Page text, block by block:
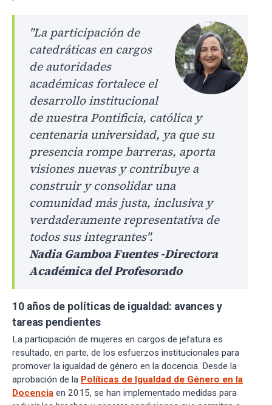
"La participación de
catedráticas en cargos
de autoridades
académicas fortalece el
desarrollo institucional
de nuestra Pontificia, católica y
centenaria universidad, ya que su
presencia rompe barreras, aporta
visiones nuevas y contribuye a
construir y consolidar una
comunidad más justa, inclusiva y
verdaderamente representativa de
todos sus integrantes".
Nadia Gamboa Fuentes -Directora
Académica del Profesorado
10 años de políticas de igualdad: avances y
tareas pendientes
La participación de mujeres en cargos de jefatura es
resultado, en parte, de los esfuerzos institucionales para
promover la igualdad de género en la docencia. Desde la
aprobación de la Políticas de Igualdad de Género en la
Docencia en 2015, se han implementado medidas para